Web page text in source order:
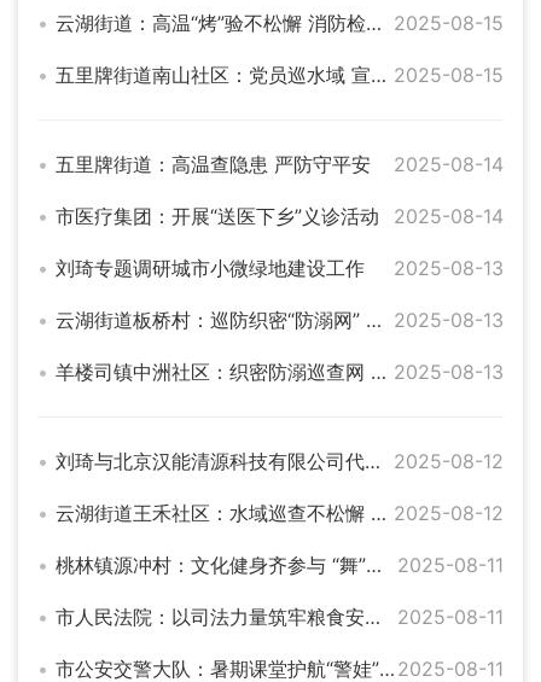
云湖街道：高温“烤”验不松懈 消防检查护平安 2025-08-15
五里牌街道南山社区：党员巡水域 宣传护平安 2025-08-15
五里牌街道：高温查隐患 严防守平安 2025-08-14
市医疗集团：开展“送医下乡”义诊活动 2025-08-14
刘琦专题调研城市小微绿地建设工作 2025-08-13
云湖街道板桥村：巡防织密“防溺网” 宣传筑牢“安全堤” 2025-08-13
羊楼司镇中洲社区：织密防溺巡查网 筑牢安全宣传线 2025-08-13
刘琦与北京汉能清源科技有限公司代表洽谈项目合作事宜 2025-08-12
云湖街道王禾社区：水域巡查不松懈 防溺宣讲护平安 2025-08-12
桃林镇源冲村：文化健身齐参与 “舞”出乡村新活力 2025-08-11
市人民法院：以司法力量筑牢粮食安全防线 守护群众的丰收果实 2025-08-11
市公安交警大队：暑期课堂护航“警娃”成长 2025-08-11